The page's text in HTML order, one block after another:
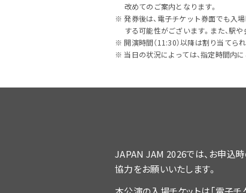
改めてのご案内となります。
発券後は、電子チケット券面でも入
する可能性がございます。また、駅
開演時間（11:30）以降は割り当てら
当日の状況によっては、指定時間内
JAPAN JAM 2026では、お申込
協力をお願いいたします。